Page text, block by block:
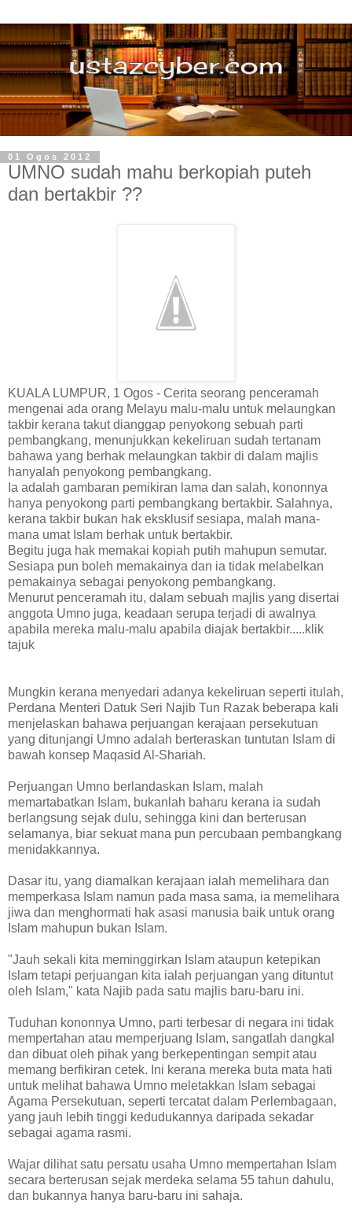
01 Ogos 2012
UMNO sudah mahu berkopiah puteh
dan bertakbir ??
KUALA LUMPUR, 1 Ogos - Cerita seorang penceramah
mengenai ada orang Melayu malu-malu untuk melaungkan
takbir kerana takut dianggap penyokong sebuah parti
pembangkang, menunjukkan kekeliruan sudah tertanam
bahawa yang berhak melaungkan takbir di dalam majlis
hanyalah penyokong pembangkang.
Ia adalah gambaran pemikiran lama dan salah, kononnya
hanya penyokong parti pembangkang bertakbir. Salahnya,
kerana takbir bukan hak eksklusif sesiapa, malah mana-
mana umat Islam berhak untuk bertakbir.
Begitu juga hak memakai kopiah putih mahupun semutar.
Sesiapa pun boleh memakainya dan ia tidak melabelkan
pemakainya sebagai penyokong pembangkang.
Menurut penceramah itu, dalam sebuah majlis yang disertai
anggota Umno juga, keadaan serupa terjadi di awalnya
apabila mereka malu-malu apabila diajak bertakbir.....klik
tajuk
Mungkin kerana menyedari adanya kekeliruan seperti itulah,
Perdana Menteri Datuk Seri Najib Tun Razak beberapa kali
menjelaskan bahawa perjuangan kerajaan persekutuan
yang ditunjangi Umno adalah berteraskan tuntutan Islam di
bawah konsep Maqasid Al-Shariah.
Perjuangan Umno berlandaskan Islam, malah
memartabatkan Islam, bukanlah baharu kerana ia sudah
berlangsung sejak dulu, sehingga kini dan berterusan
selamanya, biar sekuat mana pun percubaan pembangkang
menidakkannya.
Dasar itu, yang diamalkan kerajaan ialah memelihara dan
memperkasa Islam namun pada masa sama, ia memelihara
jiwa dan menghormati hak asasi manusia baik untuk orang
Islam mahupun bukan Islam.
"Jauh sekali kita meminggirkan Islam ataupun ketepikan
Islam tetapi perjuangan kita ialah perjuangan yang dituntut
oleh Islam," kata Najib pada satu majlis baru-baru ini.
Tuduhan kononnya Umno, parti terbesar di negara ini tidak
mempertahan atau memperjuang Islam, sangatlah dangkal
dan dibuat oleh pihak yang berkepentingan sempit atau
memang berfikiran cetek. Ini kerana mereka buta mata hati
untuk melihat bahawa Umno meletakkan Islam sebagai
Agama Persekutuan, seperti tercatat dalam Perlembagaan,
yang jauh lebih tinggi kedudukannya daripada sekadar
sebagai agama rasmi.
Wajar dilihat satu persatu usaha Umno mempertahan Islam
secara berterusan sejak merdeka selama 55 tahun dahulu,
dan bukannya hanya baru-baru ini sahaja.